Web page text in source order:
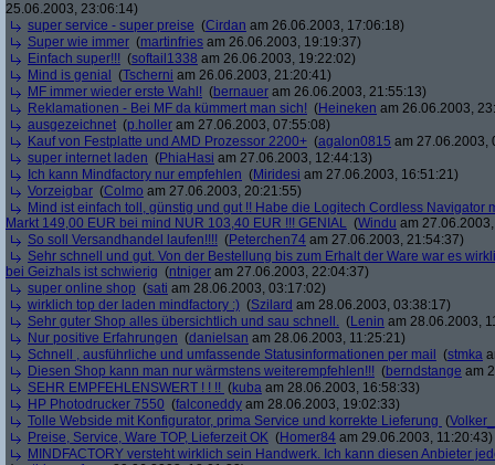
25.06.2003, 23:06:14)
super service - super preise (Cirdan am 26.06.2003, 17:06:18)
Super wie immer (martinfries am 26.06.2003, 19:19:37)
Einfach super!!! (softail1338 am 26.06.2003, 19:22:02)
Mind is genial
(Tscherni am 26.06.2003, 21:20:41)
MF immer wieder erste Wahl! (bernauer am 26.06.2003, 21:55:13)
Reklamationen - Bei MF da kümmert man sich! (Heineken am 26.06.2003,
ausgezeichnet (p.holler am 27.06.2003, 07:55:08)
Kauf von Festplatte und AMD Prozessor 2200+ (agalon0815 am 27.06.2003,
super internet laden (PhiaHasi am 27.06.2003, 12:44:13)
Ich kann Mindfactory nur empfehlen (Miridesi am 27.06.2003, 16:51:21)
Vorzeigbar (Colmo am 27.06.2003, 20:21:55)
Mind ist einfach toll, günstig und gut !! Habe die Logitech Cordless Navigator
Markt 149,00 EUR bei mind NUR 103,40 EUR !!! GENIAL (Windu am
So soll Versandhandel laufen!!!! (Peterchen74 am 27.06.2003, 21:54:37)
Sehr schnell und gut. Von der Bestellung bis zum Erhalt der Ware war es
bei Geizhals ist schwierig (ntniger am 27.06.2003, 22:04:37)
super online shop (sati am 28.06.2003, 03:17:02)
wirklich top der laden mindfactory :) (Szilard am 28.06.2003, 03:38:17)
Sehr guter Shop alles übersichtlich und sau schnell. (Lenin am 28.06.2003,
Nur positive Erfahrungen (danielsan am 28.06.2003, 11:25:21)
Schnell , ausführliche und umfassende Statusinformationen per mail
(stmka
Diesen Shop kann man nur wärmstens weiterempfehlen!!! (berndstange am
SEHR EMPFEHLENSWERT ! ! !! (kuba am 28.06.2003, 16:58:33)
HP Photodrucker 7550 (falconeddy am 28.06.2003, 19:02:33)
Tolle Webside mit Konfigurator, prima Service und korrekte Lieferung (
Preise, Service, Ware TOP, Lieferzeit OK (Homer84 am 29.06.2003, 11:20:43)
MINDFACTORY versteht wirklich sein Handwerk. Ich kann diesen Anbieter